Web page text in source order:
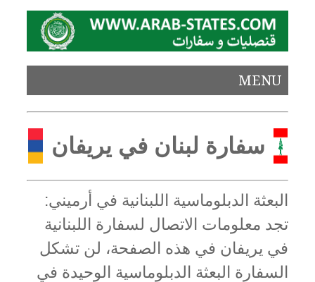
MENU
سفارة لبنان في يريفان
البعثة الدبلوماسية اللبنانية في أرميني:
تجد معلومات الاتصال لسفارة اللبنانية
في يريفان في هذه الصفحة، لن تشكل
السفارة البعثة الدبلوماسية الوحيدة في